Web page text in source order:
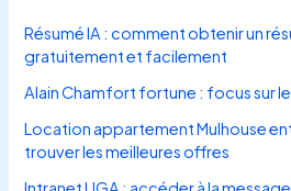
Résumé IA : comment obtenir un
gratuitement et facilement
Alain Chamfort fortune : focus sur
Location appartement Mulhouse
trouver les meilleures offres